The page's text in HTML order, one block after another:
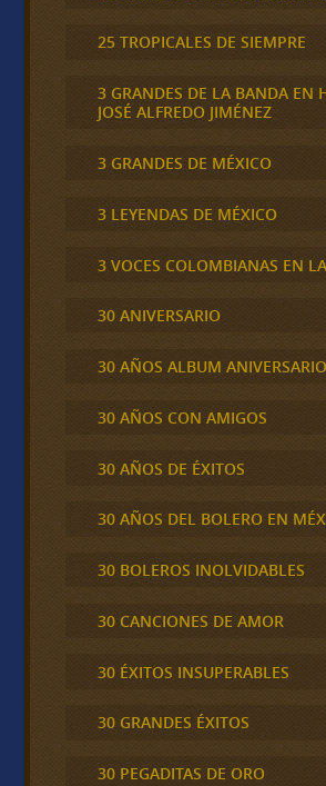
25 TROPICALES DE SIEMPRE
3 GRANDES DE LA BANDA EN
JOSÉ ALFREDO JIMÉNEZ
3 GRANDES DE MÉXICO
3 LEYENDAS DE MÉXICO
3 VOCES COLOMBIANAS EN
30 ANIVERSARIO
30 AÑOS ALBUM ANIVERSARIO
30 AÑOS CON AMIGOS
30 AÑOS DE ÉXITOS
30 AÑOS DEL BOLERO EN
30 BOLEROS INOLVIDABLES
30 CANCIONES DE AMOR
30 ÉXITOS INSUPERABLES
30 GRANDES ÉXITOS
30 PEGADITAS DE ORO